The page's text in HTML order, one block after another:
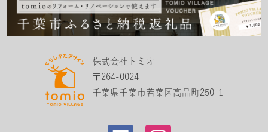
株式会社トミオ
〒264-0024
千葉県千葉市若葉区高品町250-1